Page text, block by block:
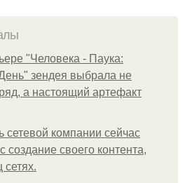
"Человека - Паука:
зендея выбрала не
а настоящий артефакт
сетевой компании сейчас
создание своего контента,
сетях.